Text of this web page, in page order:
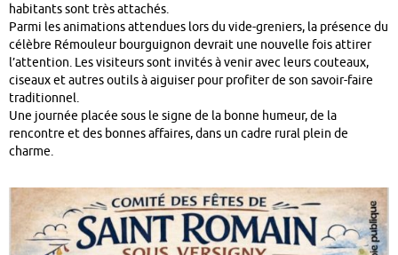
habitants sont très attachés.
Parmi les animations attendues lors du vide-greniers, la présence du
célèbre Rémouleur bourguignon devrait une nouvelle fois attirer
l’attention. Les visiteurs sont invités à venir avec leurs couteaux,
ciseaux et autres outils à aiguiser pour profiter de son savoir-faire
traditionnel.
Une journée placée sous le signe de la bonne humeur, de la
rencontre et des bonnes affaires, dans un cadre rural plein de
charme.